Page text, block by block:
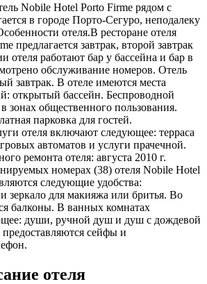
Nobile Hotel Porto Firme рядом с
в городе Порто-Сегуро, неподалеку
отеля.В ресторане отеля
предлагается завтрак, второй завтрак
отеля работают бар у бассейна и бар в
обслуживание номеров. Отель
завтрак. В отеле имеются места
открытый бассейн. Беспроводной
зонах общественного пользования.
парковка для гостей.
отеля включают следующее: терраса
автоматов и услуги прачечной.
ремонта отеля: августа 2010 г.
номерах (38) отеля Nobile Hotel
следующие удобства:
зеркало для макияжа или бритья. Во
балконы. В ванных комнатах
души, ручной душ и душ с дождевой
сейфы и
отеля